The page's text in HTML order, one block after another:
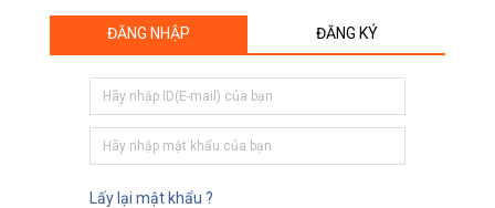
ĐĂNG NHẬP ĐĂNG KÝ
Lấy lại mật khẩu ?